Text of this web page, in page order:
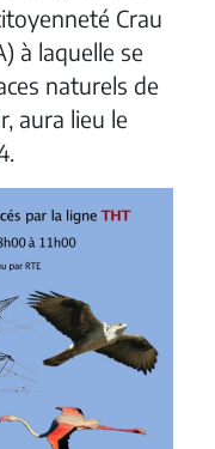
Crau
à laquelle se
naturels de
aura lieu le